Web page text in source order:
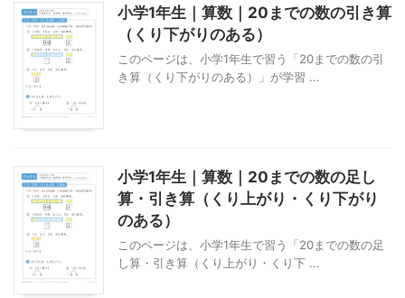
小学1年生｜算数｜20までの数の引き算
（くり下がりのある）
このページは、小学1年生で習う「20までの数の引
き算（くり下がりのある）」が学習 ...
小学1年生｜算数｜20までの数の足し
算・引き算（くり上がり・くり下がり
のある）
このページは、小学1年生で習う「20までの数の足
し算・引き算（くり上がり・くり下 ...